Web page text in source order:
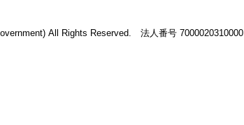
All Rights Reserved. 法人番号 7000020310000